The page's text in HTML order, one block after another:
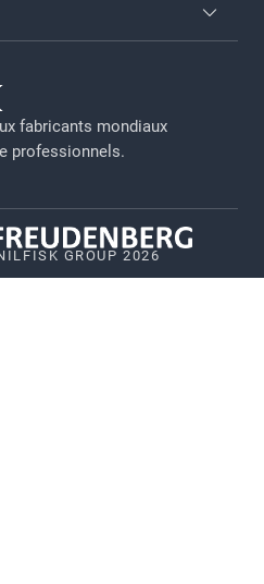
2024
fabricants mondiaux
professionnels.
GROUP 2026